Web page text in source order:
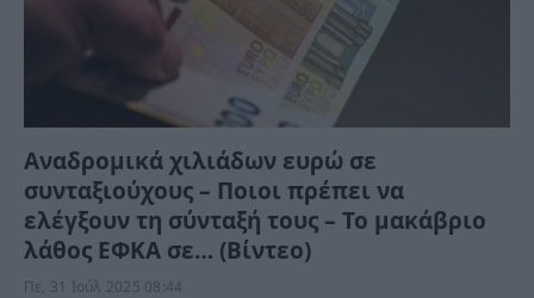
Αναδρομικά χιλιάδων ευρώ σε
συνταξιούχους – Ποιοι πρέπει να
ελέγξουν τη σύνταξή τους – Το μακάβριο
λάθος ΕΦΚΑ σε… (Βίντεο)
Πε, 31 Ιούλ 2025 08:44